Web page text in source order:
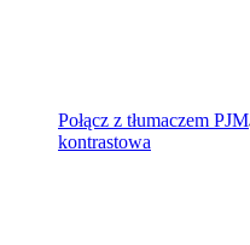
Połącz z tłumaczem PJM
kontrastowa